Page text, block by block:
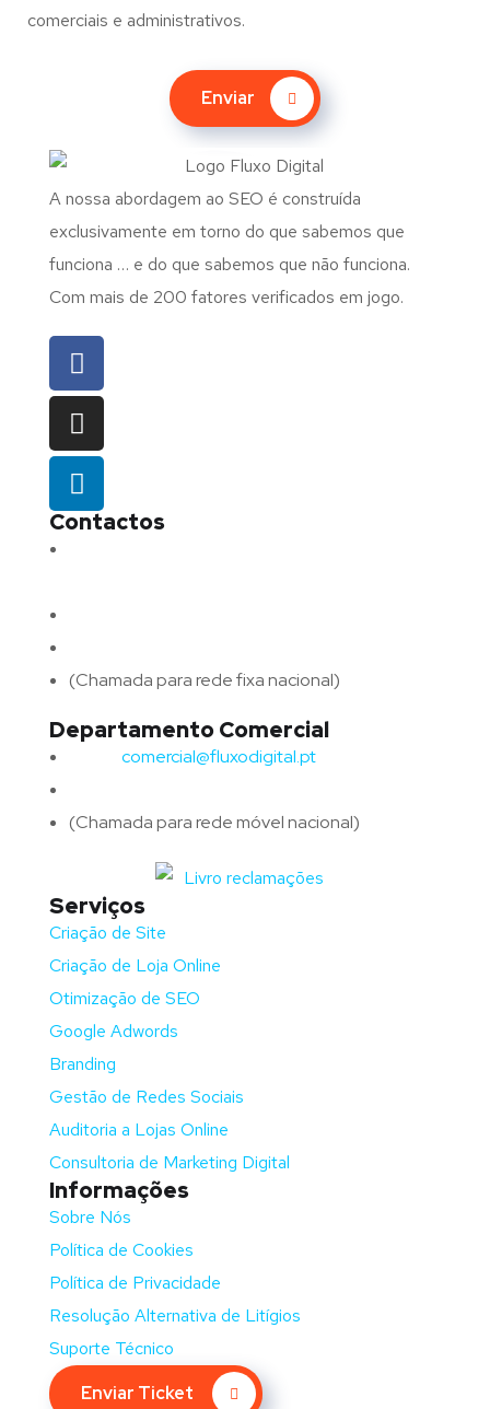
comerciais e administrativos.
Enviar
A nossa abordagem ao SEO é construída
exclusivamente em torno do que sabemos que
funciona … e do que sabemos que não funciona.
Com mais de 200 fatores verificados em jogo.
Contactos
(Chamada para rede fixa nacional)
Departamento Comercial
comercial@fluxodigital.pt
(Chamada para rede móvel nacional)
Serviços
Criação de Site
Criação de Loja Online
Otimização de SEO
Google Adwords
Branding
Gestão de Redes Sociais
Auditoria a Lojas Online
Consultoria de Marketing Digital
Informações
Sobre Nós
Política de Cookies
Política de Privacidade
Resolução Alternativa de Litígios
Suporte Técnico
Enviar Ticket